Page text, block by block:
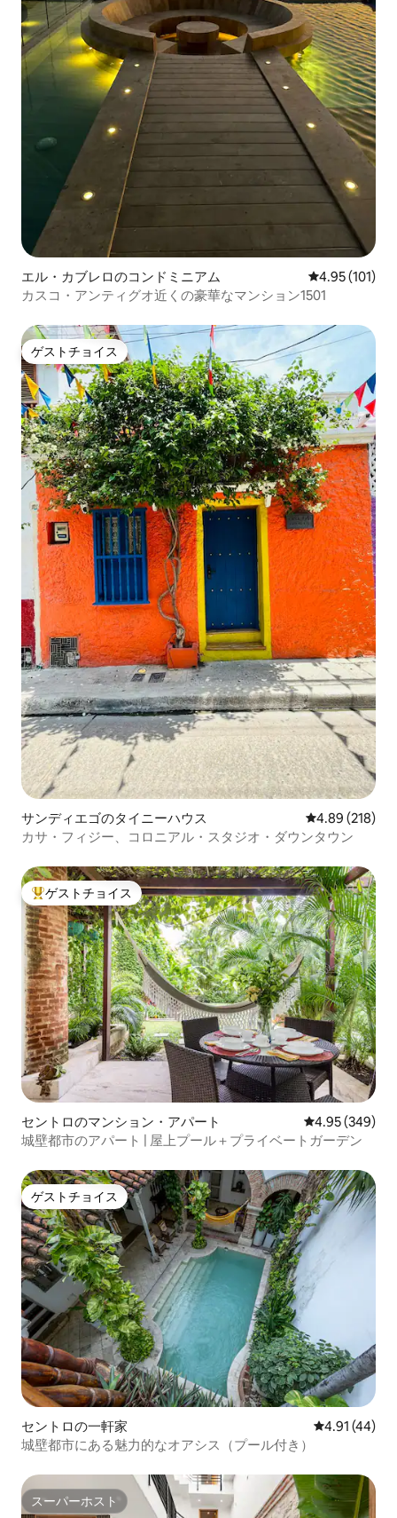
エル・カブレロのコンドミニアム レビュー101
4.95 (101)
カスコ・アンティグオ近くの豪華なマンション1501
ゲストチョイス
ゲストチョイス
サンディエゴのタイニーハウス レビュー218
4.89 (218)
カサ・フィジー、コロニアル・スタジオ・ダウンタウン
大好評のゲストチョイスです。
ゲストチョイス
セントロのマンション・アパート レビュー349
4.95 (349)
城壁都市のアパート | 屋上プール＋プライベートガーデン
ゲストチョイス
ゲストチョイス
セントロの一軒家 レビュー44
4.91 (44)
城壁都市にある魅力的なオアシス（プール付き）
スーパーホスト
スーパーホスト